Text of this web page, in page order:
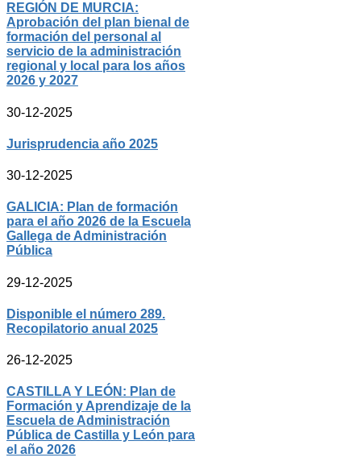
REGIÓN DE MURCIA:
Aprobación del plan bienal de
formación del personal al
servicio de la administración
regional y local para los años
2026 y 2027
30-12-2025
Jurisprudencia año 2025
30-12-2025
GALICIA: Plan de formación
para el año 2026 de la Escuela
Gallega de Administración
Pública
29-12-2025
Disponible el número 289.
Recopilatorio anual 2025
26-12-2025
CASTILLA Y LEÓN: Plan de
Formación y Aprendizaje de la
Escuela de Administración
Pública de Castilla y León para
el año 2026